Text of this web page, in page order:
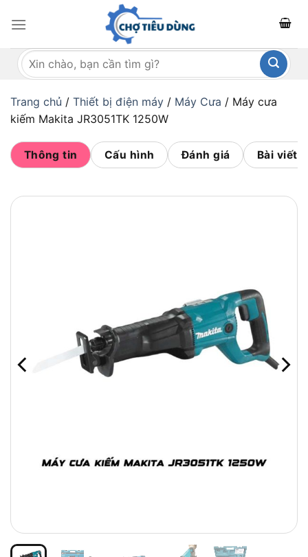
qua
dungTìm
kiếm:
Trang chủ / Thiết bị điện máy / Máy Cưa / Máy cưa
kiếm Makita JR3051TK 1250W
Thông tin Cấu hình Đánh giá Bài viết